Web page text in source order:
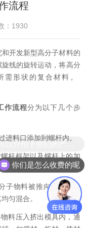
流程
：1930
开发新型高分子材料的
线的旋转运动，将高分
形状的复合材料。
作流程分为以下几个步
料口添加到螺杆内。
杆框架以及螺杆上的加
物料被推向螺杆的头
匀混合。
料压入挤出模具内，通
可以介绍下你们的产品么
你们是怎么收费的呢